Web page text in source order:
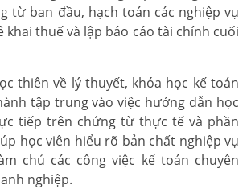
từ ban đầu, hạch toán các nghiệp vụ
khai thuế và lập báo cáo tài chính cuối
thiên về lý thuyết, khóa học kế toán
tập trung vào việc hướng dẫn học
tiếp trên chứng từ thực tế và phần
học viên hiểu rõ bản chất nghiệp vụ
chủ các công việc kế toán chuyên
nghiệp.